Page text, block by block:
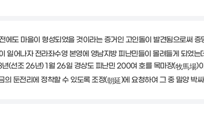
에도 마을이 형성되었을 것이라는 증거인 고인돌이 발견됨으로써
일어나자 전라좌수영 본영에 영남지방 피난민들이 몰려들게 되었
(선조 26년) 1월 26일 경상도 피난민 200여 호를 목마장(牧馬場)
의 둔전리에 정착할 수 있도록 조정(朝延)에 요청하여 그 중 밀양 박